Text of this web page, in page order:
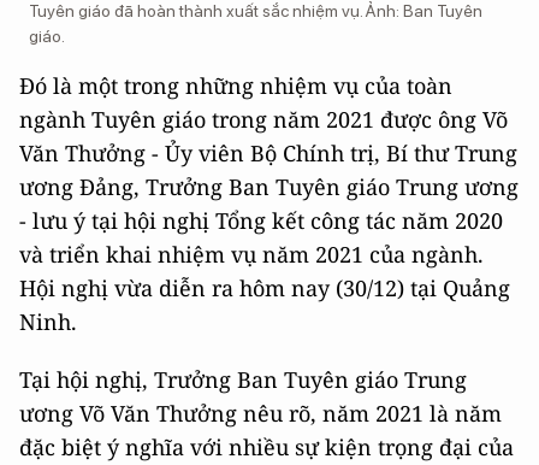
Tuyên giáo đã hoàn thành xuất sắc nhiệm vụ. Ảnh: Ban Tuyên
giáo.
Đó là một trong những nhiệm vụ của toàn
ngành Tuyên giáo trong năm 2021 được ông Võ
Văn Thưởng - Ủy viên Bộ Chính trị, Bí thư Trung
ương Đảng, Trưởng Ban Tuyên giáo Trung ương
- lưu ý tại hội nghị Tổng kết công tác năm 2020
và triển khai nhiệm vụ năm 2021 của ngành.
Hội nghị vừa diễn ra hôm nay (30/12) tại Quảng
Ninh.
Tại hội nghị, Trưởng Ban Tuyên giáo Trung
ương Võ Văn Thưởng nêu rõ, năm 2021 là năm
đặc biệt ý nghĩa với nhiều sự kiện trọng đại của